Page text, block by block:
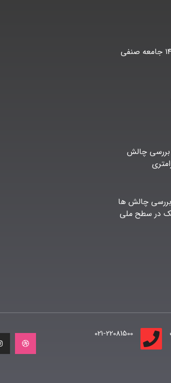
گردهمایی نوروزی سال ۱۴۰۴ جامعه صنفی
چالش
چالش ها
در سطح ملی
021-22081500